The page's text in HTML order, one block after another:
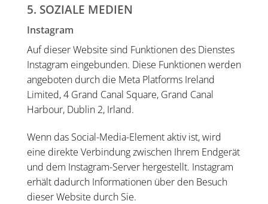
5. SOZIALE MEDIEN
Instagram
Auf dieser Website sind Funktionen des Dienstes
Instagram eingebunden. Diese Funktionen werden
angeboten durch die Meta Platforms Ireland
Limited, 4 Grand Canal Square, Grand Canal
Harbour, Dublin 2, Irland.
Wenn das Social-Media-Element aktiv ist, wird
eine direkte Verbindung zwischen Ihrem Endgerät
und dem Instagram-Server hergestellt. Instagram
erhält dadurch Informationen über den Besuch
dieser Website durch Sie.